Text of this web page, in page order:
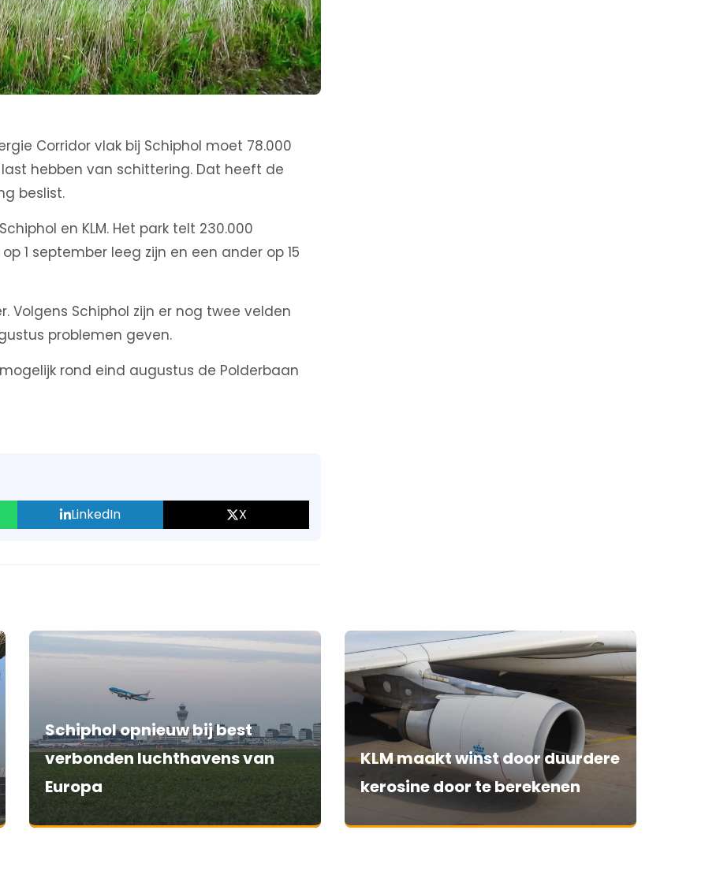
Corridor vlak bij Schiphol moet 78.000
hebben van schittering. Dat heeft de
beslist.
en KLM. Het park telt 230.000
1 september leeg zijn en een ander op 15
Volgens Schiphol zijn er nog twee velden
problemen geven.
rond eind augustus de Polderbaan
LinkedIn X
Schiphol opnieuw bij best
verbonden luchthavens van
Europa
KLM maakt winst door duurdere
kerosine door te berekenen